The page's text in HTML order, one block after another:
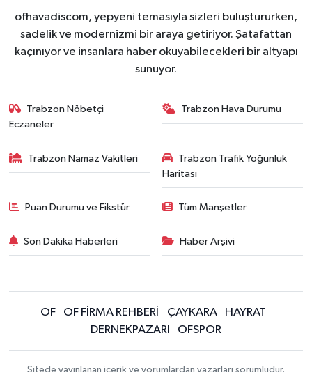
ofhavadiscom, yepyeni temasıyla sizleri buluştururken,
sadelik ve modernizmi bir araya getiriyor. Şatafattan
kaçınıyor ve insanlara haber okuyabilecekleri bir altyapı
sunuyor.
Trabzon Nöbetçi
Eczaneler
Trabzon Hava Durumu
Trabzon Namaz Vakitleri
Trabzon Trafik Yoğunluk
Haritası
Puan Durumu ve Fikstür Tüm Manşetler
Son Dakika Haberleri Haber Arşivi
OF OF FİRMA REHBERİ ÇAYKARA
HAYRAT
DERNEKPAZARI
OFSPOR